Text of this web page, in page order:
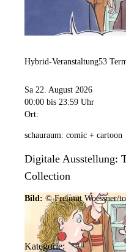
Hybrid-Veranstaltung53
Sa 22. August 2026
00:00 bis 23:59 Uhr
Ort:
schauraum: comic + cartoon
Digitale Ausstellung:
Collection
Bild: © Freimut Woessner/
Kategorie: